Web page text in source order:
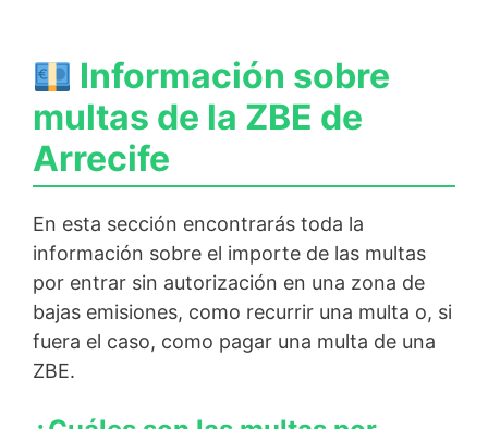
Información sobre
multas de la ZBE de
Arrecife
En esta sección encontrarás toda la
información sobre el importe de las multas
por entrar sin autorización en una zona de
bajas emisiones, como recurrir una multa o, si
fuera el caso, como pagar una multa de una
ZBE.